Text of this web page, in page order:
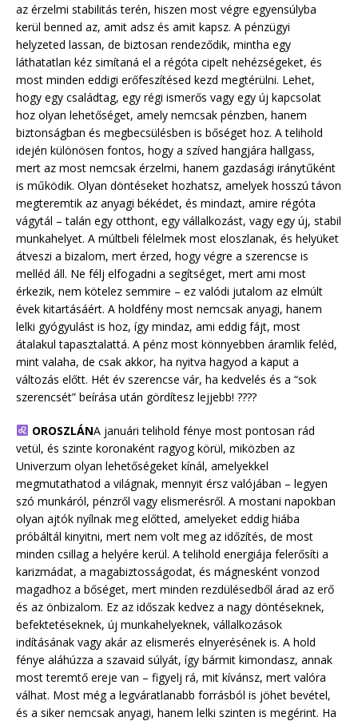
az érzelmi stabilitás terén, hiszen most végre egyensúlyba
kerül benned az, amit adsz és amit kapsz. A pénzügyi
helyzeted lassan, de biztosan rendeződik, mintha egy
láthatatlan kéz simítaná el a régóta cipelt nehézségeket, és
most minden eddigi erőfeszítésed kezd megtérülni. Lehet,
hogy egy családtag, egy régi ismerős vagy egy új kapcsolat
hoz olyan lehetőséget, amely nemcsak pénzben, hanem
biztonságban és megbecsülésben is bőséget hoz. A telihold
idején különösen fontos, hogy a szíved hangjára hallgass,
mert az most nemcsak érzelmi, hanem gazdasági iránytűként
is működik. Olyan döntéseket hozhatsz, amelyek hosszú távon
megteremtik az anyagi békédet, és mindazt, amire régóta
vágytál – talán egy otthont, egy vállalkozást, vagy egy új, stabil
munkahelyet. A múltbeli félelmek most eloszlanak, és helyüket
átveszi a bizalom, mert érzed, hogy végre a szerencse is
melléd áll. Ne félj elfogadni a segítséget, mert ami most
érkezik, nem kötelez semmire – ez valódi jutalom az elmúlt
évek kitartásáért. A holdfény most nemcsak anyagi, hanem
lelki gyógyulást is hoz, így mindaz, ami eddig fájt, most
átalakul tapasztalattá. A pénz most könnyebben áramlik feléd,
mint valaha, de csak akkor, ha nyitva hagyod a kaput a
változás előtt. Hét év szerencse vár, ha kedvelés és a “sok
szerencsét” beírása után gördítesz lejjebb! ????
OROSZLÁNA januári telihold fénye most pontosan rád
vetül, és szinte koronaként ragyog körül, miközben az
Univerzum olyan lehetőségeket kínál, amelyekkel
megmutathatod a világnak, mennyit érsz valójában – legyen
szó munkáról, pénzről vagy elismerésről. A mostani napokban
olyan ajtók nyílnak meg előtted, amelyeket eddig hiába
próbáltál kinyitni, mert nem volt meg az időzítés, de most
minden csillag a helyére kerül. A telihold energiája felerősíti a
karizmádat, a magabiztosságodat, és mágnesként vonzod
magadhoz a bőséget, mert minden rezdülésedből árad az erő
és az önbizalom. Ez az időszak kedvez a nagy döntéseknek,
befektetéseknek, új munkahelyeknek, vállalkozások
indításának vagy akár az elismerés elnyerésének is. A hold
fénye aláhúzza a szavaid súlyát, így bármit kimondasz, annak
most teremtő ereje van – figyelj rá, mit kívánsz, mert valóra
válhat. Most még a legváratlanabb forrásból is jöhet bevétel,
és a siker nemcsak anyagi, hanem lelki szinten is megérint. Ha